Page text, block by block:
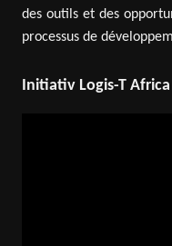
des outils et des
processus de
Initiativ Logis-T Africa